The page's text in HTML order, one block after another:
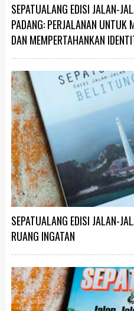
SEPATUALANG EDISI JALAN-
PADANG: PERJALANAN UNTUK
DAN MEMPERTAHANKAN
SEPATUALANG EDISI JALAN-
RUANG INGATAN